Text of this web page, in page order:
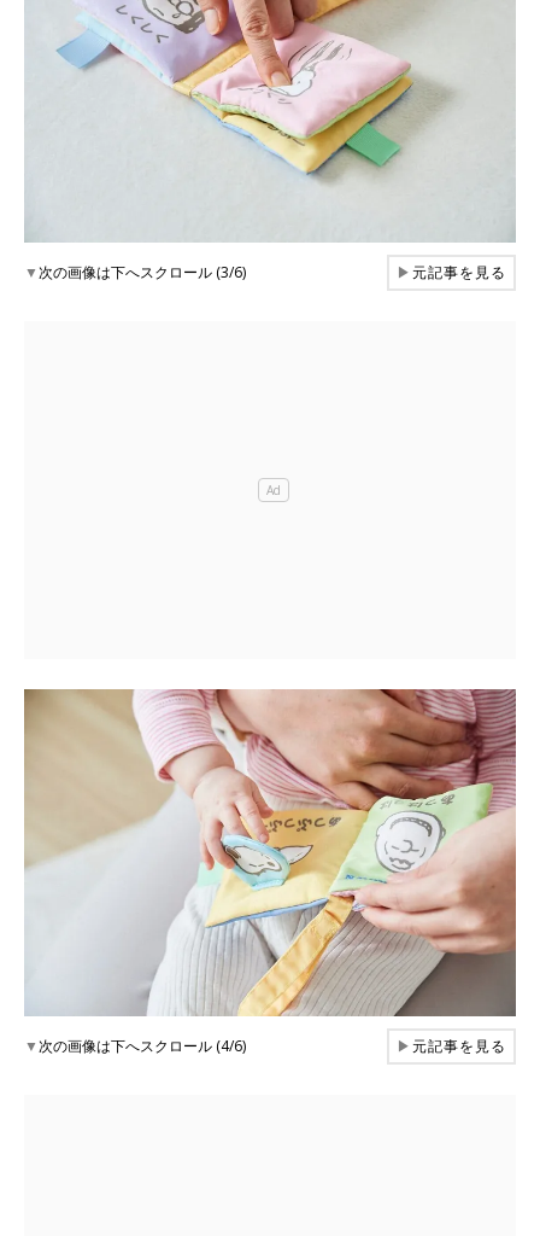
▼次の画像は下へスクロール (3/6) ▶元記事を見る
▼次の画像は下へスクロール (4/6) ▶元記事を見る